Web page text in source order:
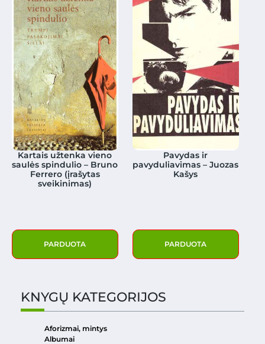
Kartais užtenka vieno
saulės spindulio – Bruno
Ferrero (įrašytas
sveikinimas)
PARDUOTA
Pavydas ir
pavyduliavimas – Juozas
Kašys
PARDUOTA
KNYGŲ KATEGORIJOS
Aforizmai, mintys
Albumai